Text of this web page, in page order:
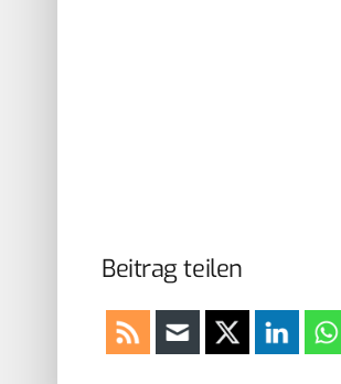
Beitrag teilen